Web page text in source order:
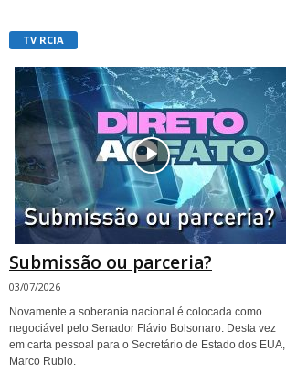
TV RCIA
Submissão ou parceria?
03/07/2026
Novamente a soberania nacional é colocada como
negociável pelo Senador Flávio Bolsonaro. Desta vez
em carta pessoal para o Secretário de Estado dos EUA,
Marco Rubio.